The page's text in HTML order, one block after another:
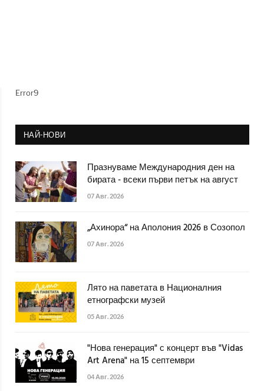
Error9
НАЙ-НОВИ
Празнуваме Международния ден на
бирата - всеки първи петък на август
07 Авг. 2026
„Ахинора“ на Аполония 2026 в Созопол
07 Авг. 2026
Лято на паветата в Националния
етнографски музей
05 Авг. 2026
"Нова генерация" с концерт във "Vidas
Art Arena" на 15 септември
04 Авг. 2026